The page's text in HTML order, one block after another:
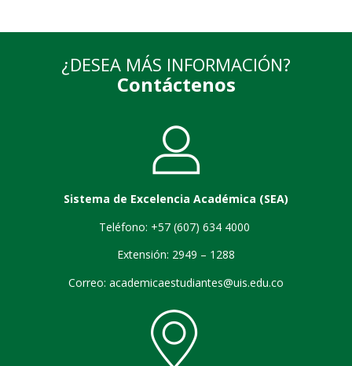
¿DESEA MÁS INFORMACIÓN?
Contáctenos
Sistema de Excelencia Académica (SEA)
Teléfono: +57 (607) 634 4000
Extensión: 2949 – 1288
Correo: academicaestudiantes@uis.edu.co